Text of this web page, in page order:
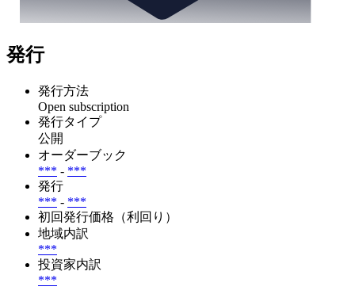
発行
発行方法
Open subscription
発行タイプ
公開
オーダーブック
*** - ***
発行
*** - ***
初回発行価格（利回り）
地域内訳
***
投資家内訳
***